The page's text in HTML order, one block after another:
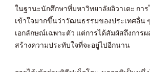
ในฐานะนักศึกษาที่มหาวิทยาลัยอิวาเตะ กา
เข้าใจมากขึ้นว่าวัฒนธรรมของประเทศอื่น
เอกลักษณ์เฉพาะตัว แต่การได้สัมผัสถึงกา
สร้างความประทับใจที่จะอยู่ไปอีกนาน